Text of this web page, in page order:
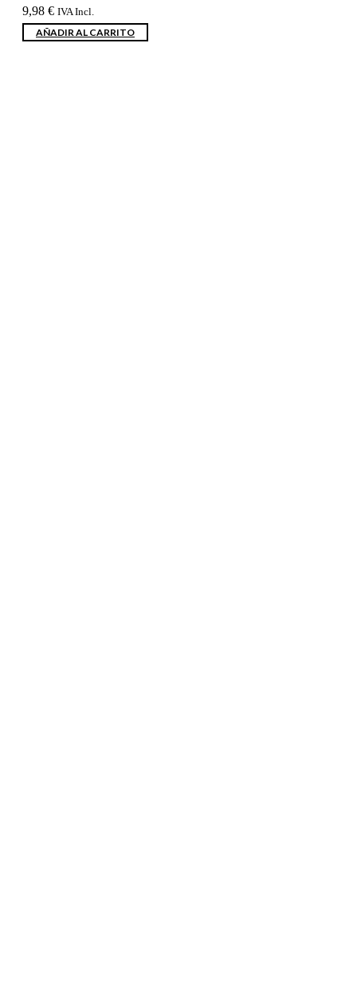
9,98 € IVA Incl.
AÑADIR AL CARRITO